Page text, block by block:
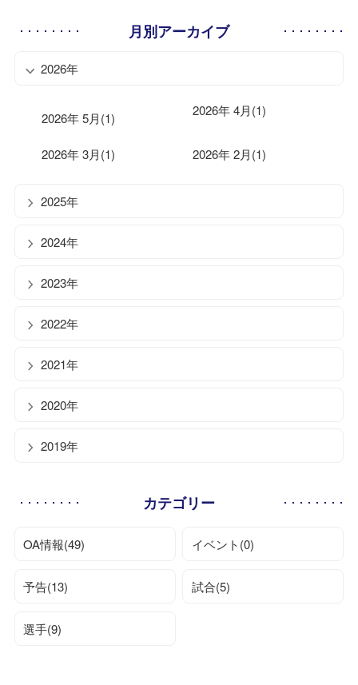
月別アーカイブ
2026年
2026年 5月(1) 2026年 4月(1)
2026年 3月(1) 2026年 2月(1)
2025年
2024年
2023年
2022年
2021年
2020年
2019年
カテゴリー
OA情報(49) イベント(0)
予告(13) 試合(5)
選手(9)